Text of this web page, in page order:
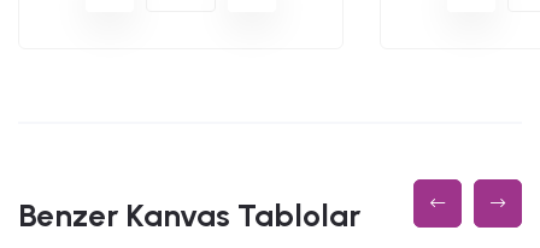
Benzer Kanvas Tablolar